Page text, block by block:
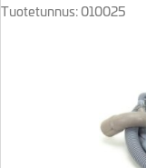
Tuotetunnus: 010025